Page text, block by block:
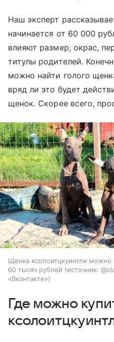
Наш эксперт
начинается от 60 000
влияют размер, окрас,
титулы родителей.
можно найти голого
вряд ли это будет
щенок. Скорее всего,
Щенка ксолоитцкуинтли можно
60 тысяч рублей
источник:
«Вконтакте»
Где можно